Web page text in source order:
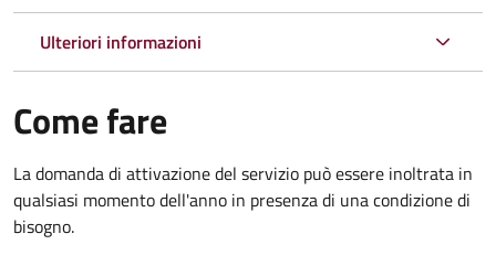
Ulteriori informazioni
Come fare
La domanda di attivazione del servizio può essere inoltrata in
qualsiasi momento dell'anno in presenza di una condizione di
bisogno.